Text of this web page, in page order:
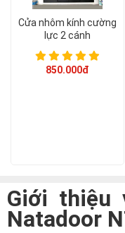
Cửa nhôm kính cường
lực 2 cánh
850.000đ
Giới thiệu
Natadoor